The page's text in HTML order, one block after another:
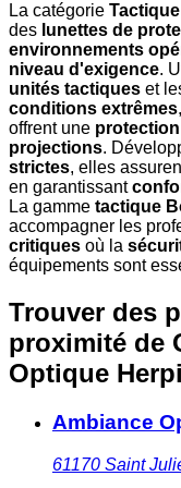
La catégorie
des lunettes de
environnements
niveau d'exigence.
unités tactiques et
conditions extrêmes
offrent une
projections.
strictes, elles
en garantissant
La gamme tactique
accompagner les
critiques où la
équipements sont
Trouver des
proximité de
Optique
Ambiance
61170 Saint